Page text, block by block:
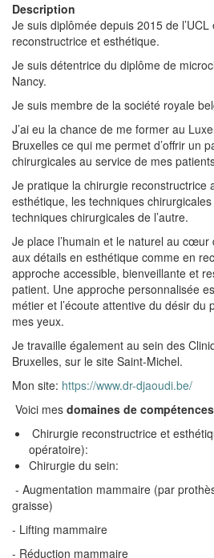
Description
Je suis diplômée depuis 2015 de
reconstructrice et esthétique.
Je suis détentrice du diplôme de
Nancy.
Je suis membre de la société royale
J’ai eu la chance de me former au
Bruxelles ce qui me permet d’offrir un
chirurgicales au service de mes
Je pratique la chirurgie reconstructrice
esthétique, les techniques
techniques chirurgicales de l’autre.
Je place l’humain et le naturel au
aux détails en esthétique comme en
approche accessible, bienveillante et
patient. Une approche personnalisée
métier et l’écoute attentive du désir du
mes yeux.
Je travaille également au sein des
Bruxelles, sur le site Saint-Michel.
Mon site: https://www.dr-djaoudi.be/
Voici mes domaines de compétences
Chirurgie reconstructrice et
opératoire):
Chirurgie du sein:
- Augmentation mammaire (par
graisse)
- Lifting mammaire
- Réduction mammaire